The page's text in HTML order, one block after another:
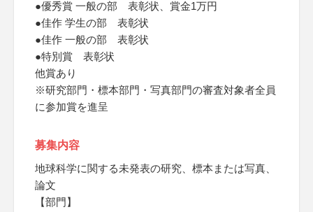
●優秀賞 一般の部 表彰状、賞金1万円
●佳作 学生の部 表彰状
●佳作 一般の部 表彰状
●特別賞 表彰状
他賞あり
※研究部門・標本部門・写真部門の審査対象者全員
に参加賞を進呈
募集内容
地球科学に関する未発表の研究、標本または写真、
論文
【部門】